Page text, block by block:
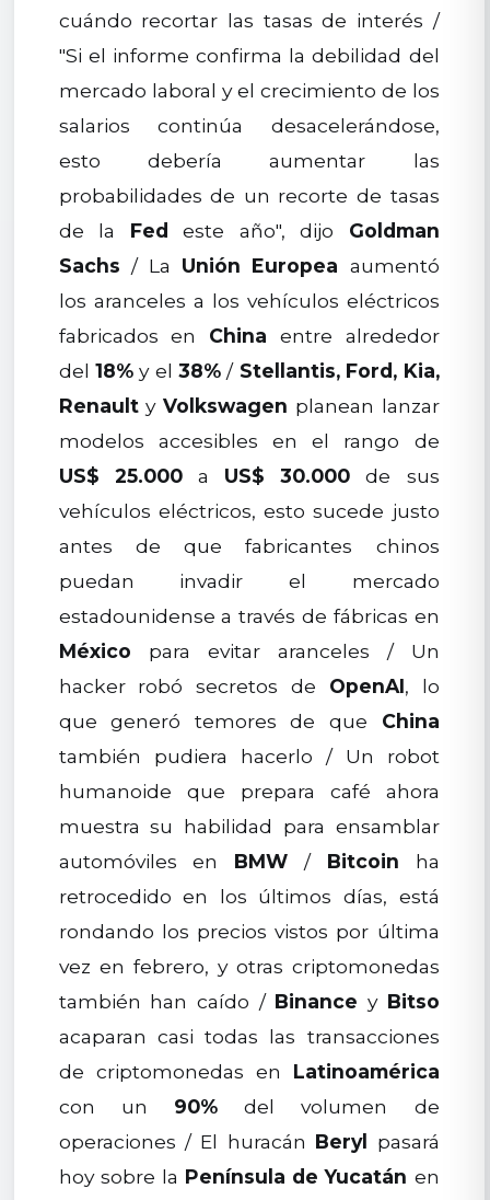
cuándo recortar las tasas de interés /
"Si el informe confirma la debilidad del
mercado laboral y el crecimiento de los
salarios continúa desacelerándose,
esto debería aumentar las
probabilidades de un recorte de tasas
de la Fed este año", dijo Goldman
Sachs / La Unión Europea aumentó
los aranceles a los vehículos eléctricos
fabricados en China entre alrededor
del 18%y el38% / Stellantis, Ford, Kia,
RenaultyVolkswagen planean lanzar
modelos accesibles en el rango de
US$ 25.000a US$ 30.000 de sus
vehículos eléctricos, esto sucede justo
antes de que fabricantes chinos
puedan invadir el mercado
estadounidense a través de fábricas en
México para evitar aranceles / Un
hacker robó secretos de OpenAI, lo
que generó temores de que China
también pudiera hacerlo / Un robot
humanoide que prepara café ahora
muestra su habilidad para ensamblar
automóviles en BMW / Bitcoin ha
retrocedido en los últimos días, está
rondando los precios vistos por última
vez en febrero, y otras criptomonedas
también han caído / Binance y Bitso
acaparan casi todas las transacciones
de criptomonedas en Latinoamérica
con un 90%del volumen de
operaciones / El huracán Beryl
pasará
hoy sobre la Península de Yucatán en